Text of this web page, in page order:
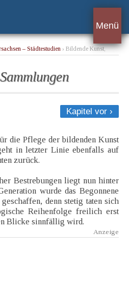
Menü
– Städtestudien › Bildende Kunst,
Kapitel vor ›
die Pflege der bildenden Kunst
in letzter Linie ebenfalls auf
zurück.
Bestrebungen liegt nun hinter
wurde das Begonnene
denn stetig taten sich
Reihenfolge freilich erst
Blicke sinnfällig wird.